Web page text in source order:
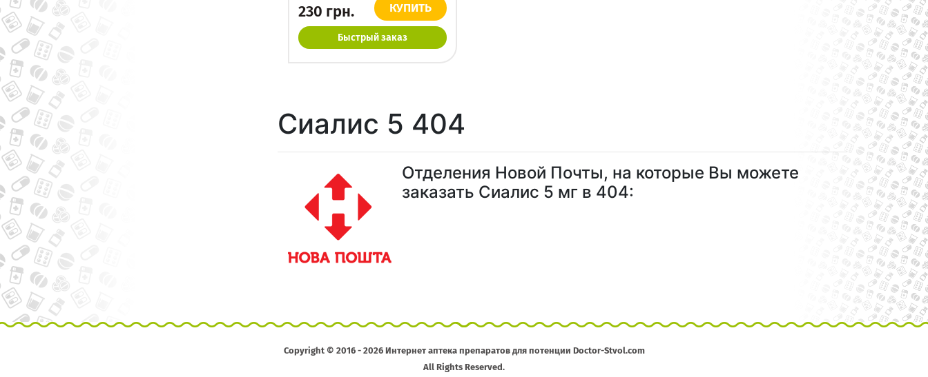
230 грн. КУПИТЬ
Быстрый заказ
Сиалис 5 404
Отделения Новой Почты, на которые Вы можете
заказать Сиалис 5 мг в 404:
Copyright © 2016 - 2026 Интернет аптека препаратов для потенции Doctor-Stvol.com
All Rights Reserved.